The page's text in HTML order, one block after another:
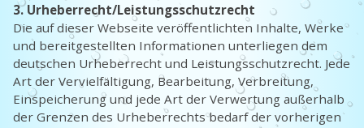
3. Urheberrecht/Leistungsschutzrecht
Die auf dieser Webseite veröffentlichten Inhalte, Werke
und bereitgestellten Informationen unterliegen dem
deutschen Urheberrecht und Leistungsschutzrecht. Jede
Art der Vervielfältigung, Bearbeitung, Verbreitung,
Einspeicherung und jede Art der Verwertung außerhalb
der Grenzen des Urheberrechts bedarf der vorherigen